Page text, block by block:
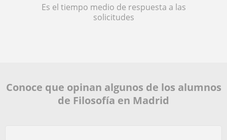
Es el tiempo medio de respuesta a las
solicitudes
Conoce que opinan algunos de los alumnos
de Filosofía en Madrid